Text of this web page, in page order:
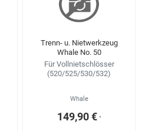
Trenn- u. Nietwerkzeug
Whale No. 50
Für Vollnietschlösser
(520/525/530/532)
Whale
149,90 € ¹